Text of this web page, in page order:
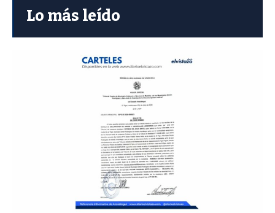
Lo más leído